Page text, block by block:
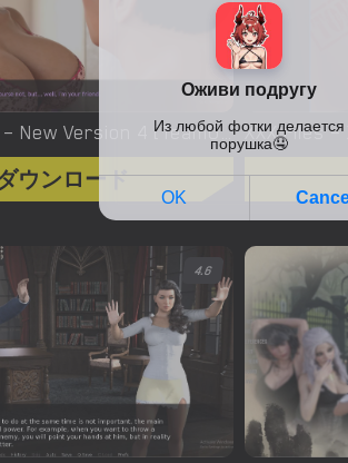
Yes, We Are – New Version 4 [TeamOfOne]
ウンロード
4.6